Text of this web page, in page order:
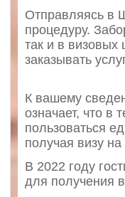
Отправляясь в
процедуру.
так и в
заказывать
К вашему
означает, что в
пользоваться
получая визу
В 2022 году
для получения